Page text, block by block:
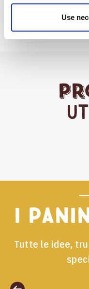
Use
I
Tutte le idee,